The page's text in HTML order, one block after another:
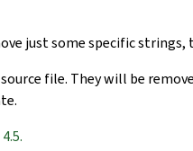
just some specific strings,
file. They will be